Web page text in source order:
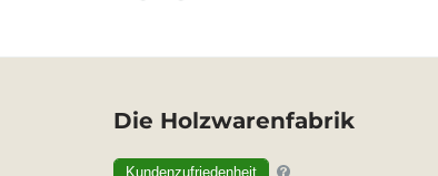
Die Holzwarenfabrik
Kundenzufriedenheit